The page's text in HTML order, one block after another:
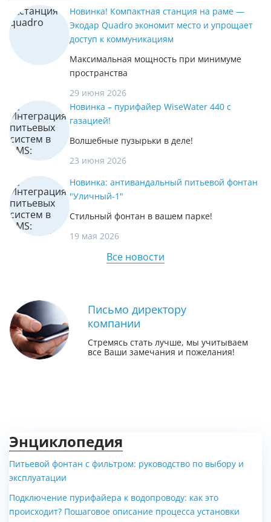
Новинка! Компактная станция на раме —
Экодар Quadro экономит место и упрощает
доступ к коммуникациям
Максимальная мощность при минимуме
пространства
29 июня 2026
Новинка – пурифайер WiseWater 440 с
газацией!
Волшебные пузырьки в деле!
23 июня 2026
Новинка: антивандальный питьевой фонтан
"Уличный-1"
Стильный фонтан в вашем парке!
19 мая 2026
Все новости
Письмо директору
компании
Стремясь стать лучше, мы учитываем
все Ваши замечания и пожелания!
Энциклопедия
Питьевой фонтан с фильтром: руководство по выбору и
эксплуатации
Подключение пурифайера к водопроводу: как это
происходит? Пошаговое описание процесса установки